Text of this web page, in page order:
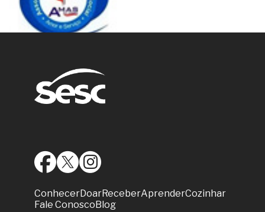
ConhecerDoarReceberAprenderCozinhar
Fale ConoscoBlog